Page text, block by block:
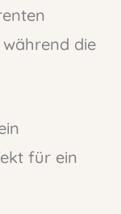
die
für ein